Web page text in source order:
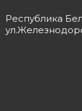
Республика